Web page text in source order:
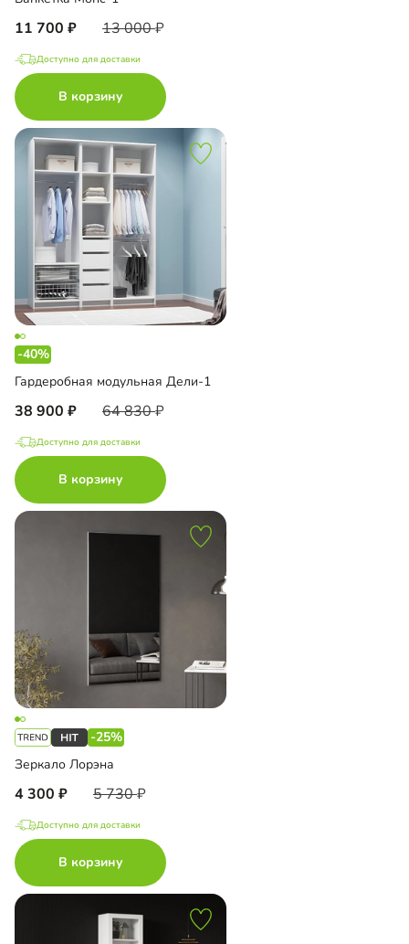
11 700 13 000
Доступно для доставки
В корзину
-40%
Гардеробная модульная Дели-1
38 900 64 830
Доступно для доставки
В корзину
-25%
Зеркало Лорэна
4 300 5 730
Доступно для доставки
В корзину